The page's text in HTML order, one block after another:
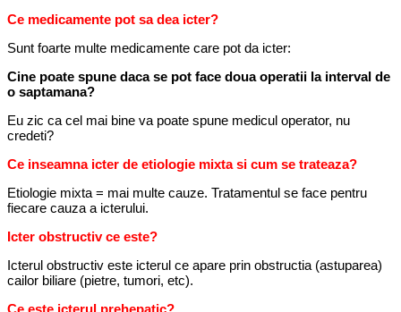
Ce medicamente pot sa dea icter?
Sunt foarte multe medicamente care pot da icter:
Cine poate spune daca se pot face doua operatii la interval de
o saptamana?
Eu zic ca cel mai bine va poate spune medicul operator, nu
credeti?
Ce inseamna icter de etiologie mixta si cum se trateaza?
Etiologie mixta = mai multe cauze. Tratamentul se face pentru
fiecare cauza a icterului.
Icter obstructiv ce este?
Icterul obstructiv este icterul ce apare prin obstructia (astuparea)
cailor biliare (pietre, tumori, etc).